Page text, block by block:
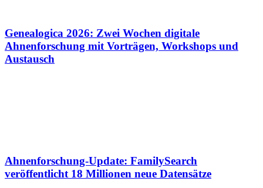
Genealogica 2026: Zwei Wochen digitale
Ahnenforschung mit Vorträgen, Workshops und
Austausch
Ahnenforschung-Update: FamilySearch
veröffentlicht 18 Millionen neue Datensätze